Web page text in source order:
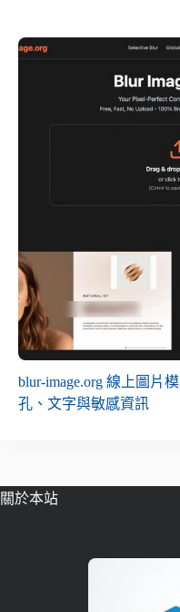
blur-image.org 線上圖片
孔、文字與敏感資訊
關於本站